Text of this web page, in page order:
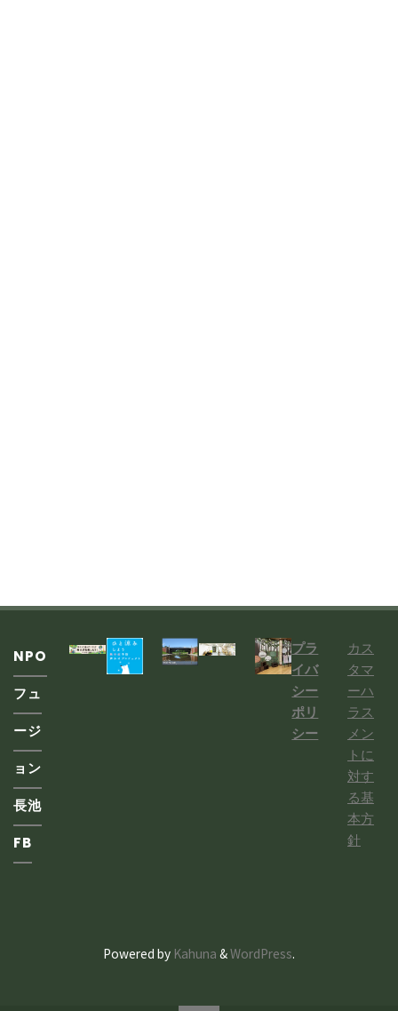
NPO
フュ
ージ
ョン
長池
FB
プラ
イバ
シー
ポリ
シー
カス
タマ
ーハ
ラス
メン
トに
対す
る基
本方
針
Powered by Kahuna &WordPress.